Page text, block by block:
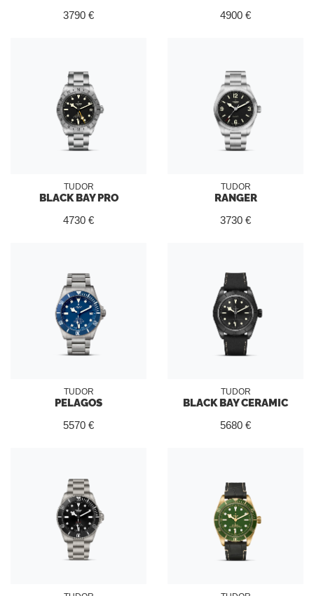
3790 € 4900 €
TUDOR
BLACK BAY PRO
4730 €
TUDOR
RANGER
3730 €
TUDOR
PELAGOS
5570 €
TUDOR
BLACK BAY CERAMIC
5680 €